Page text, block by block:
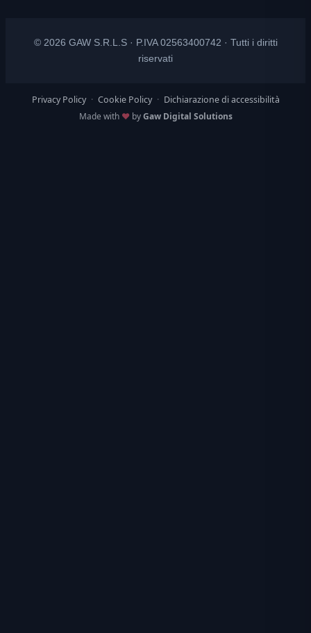
© 2026 GAW S.R.L.S · P.IVA 02563400742 · Tutti i diritti
riservati
Privacy Policy · Cookie Policy · Dichiarazione di accessibilità
Made with ♥byGaw Digital Solutions